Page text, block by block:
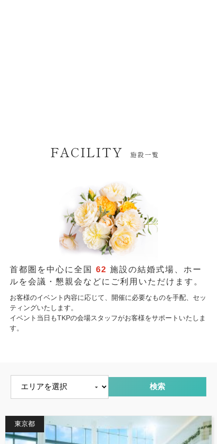
FACILITY 施設一覧
首都圏を中心に全国 62 施設の結婚式場、 ホー
ルを会議・懇親会などにご利用いただけます。
お客様のイベント内容に応じて、開催に必要なものを手配、セッ
ティングいたします。
イベント当日もTKPの会場スタッフがお客様をサポートいたしま
す。
東京都